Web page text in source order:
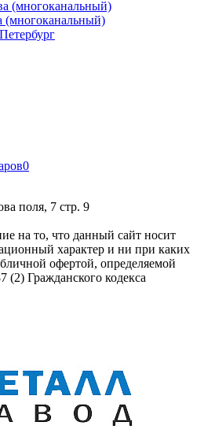
(многоканальный)
(многоканальный)
0
поля, 7 стр. 9
на то, что данный сайт носит
характер и ни при каких
офертой, определяемой
Гражданского кодекса